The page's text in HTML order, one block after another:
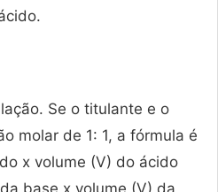
Se o titulante e o
molar de 1: 1, a fórmula é
x volume (V) do ácido